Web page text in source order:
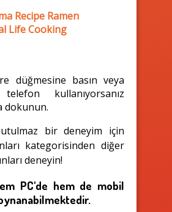
Recipe Ramen
Life Cooking
düğmesine basın veya
telefon kullanıyorsanız
dokunun.
bir deneyim için
kategorisinden diğer
deneyin!
PC'de hem de mobil